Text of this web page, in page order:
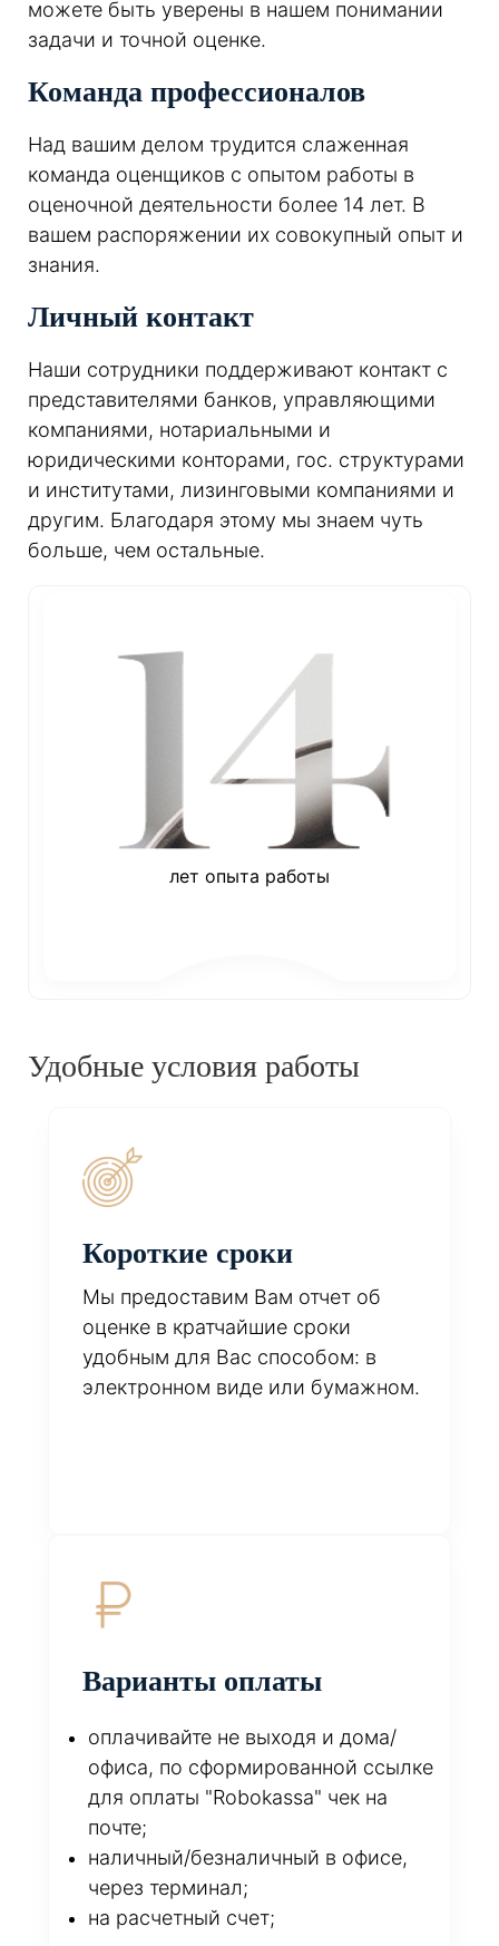
можете быть уверены в нашем понимании
задачи и точной оценке.
Команда профессионалов
Над вашим делом трудится слаженная
команда оценщиков с опытом работы в
оценочной деятельности более 14 лет. В
вашем распоряжении их совокупный опыт и
знания.
Личный контакт
Наши сотрудники поддерживают контакт с
представителями банков, управляющими
компаниями, нотариальными и
юридическими конторами, гос. структурами
и институтами, лизинговыми компаниями и
другим. Благодаря этому мы знаем чуть
больше, чем остальные.
лет опыта работы
Удобные условия работы
Короткие сроки
Мы предоставим Вам отчет об
оценке в кратчайшие сроки
удобным для Вас способом: в
электронном виде или бумажном.
Варианты оплаты
оплачивайте не выходя и дома/
офиса, по сформированной ссылке
для оплаты "Robokassa" чек на
почте;
наличный/безналичный в офисе,
через терминал;
на расчетный счет;